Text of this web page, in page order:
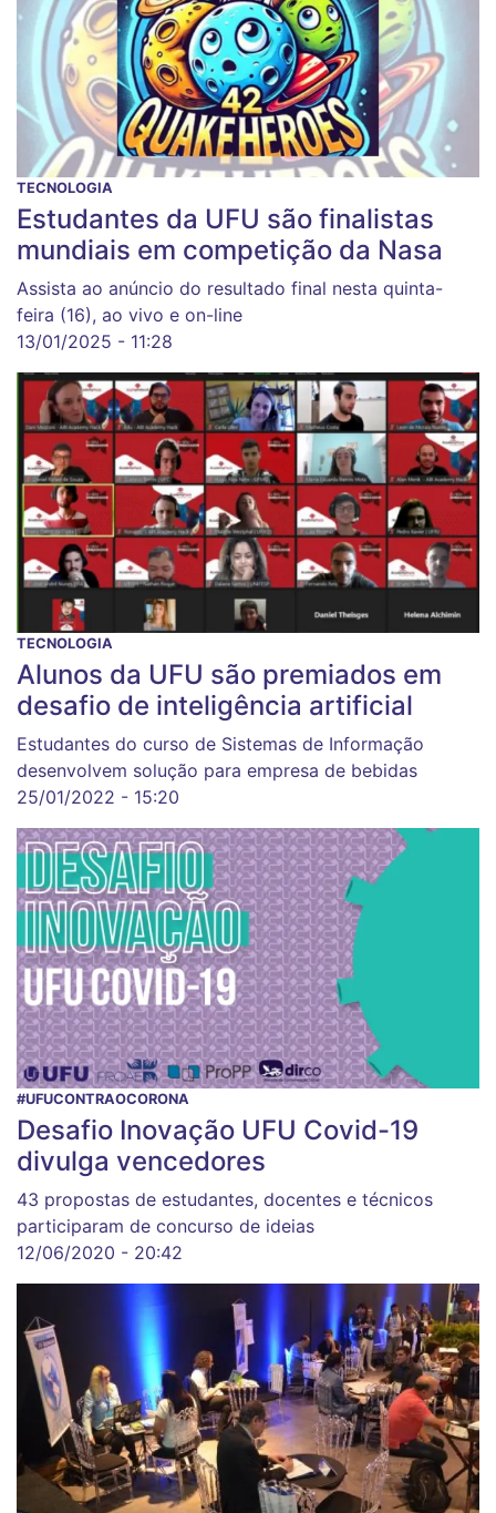
TECNOLOGIA
Estudantes da UFU são finalistas
mundiais em competição da Nasa
Assista ao anúncio do resultado final nesta quinta-
feira (16), ao vivo e on-line
13/01/2025 - 11:28
TECNOLOGIA
Alunos da UFU são premiados em
desafio de inteligência artificial
Estudantes do curso de Sistemas de Informação
desenvolvem solução para empresa de bebidas
25/01/2022 - 15:20
#UFUCONTRAOCORONA
Desafio Inovação UFU Covid-19
divulga vencedores
43 propostas de estudantes, docentes e técnicos
participaram de concurso de ideias
12/06/2020 - 20:42